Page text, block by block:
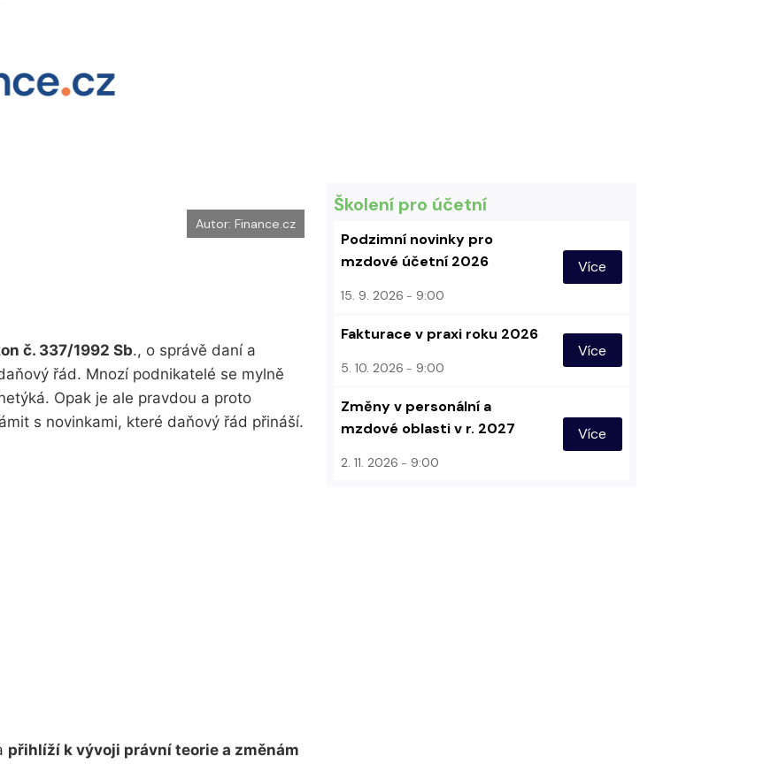
Autor: Finance.cz
č. 337/1992 Sb., o správě daní a
řád. Mnozí podnikatelé se mylně
Opak je ale pravdou a proto
s novinkami, které daňový řád přináší.
přihlíží k vývoji právní teorie a změnám
Školení pro účetní
Podzimní novinky pro
mzdové účetní 2026
15. 9. 2026 9:00
Více
Fakturace v praxi roku 2026
5. 10. 2026 9:00
Více
Změny v personální a
mzdové oblasti v r. 2027
2. 11. 2026 9:00
Více